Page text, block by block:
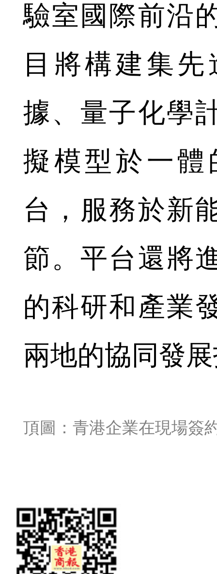
驗室國際前沿
目將構建集
據、量子化學
擬模型於一體
台，服務於新
節。平台還將
的科研和產業
兩地的協同發
頂圖：青港企業在現場簽